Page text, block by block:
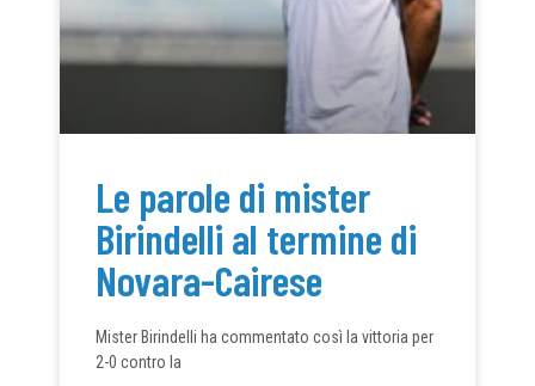
Le parole di mister
Birindelli al termine di
Novara-Cairese
Mister Birindelli ha commentato così la vittoria per
2-0 contro la